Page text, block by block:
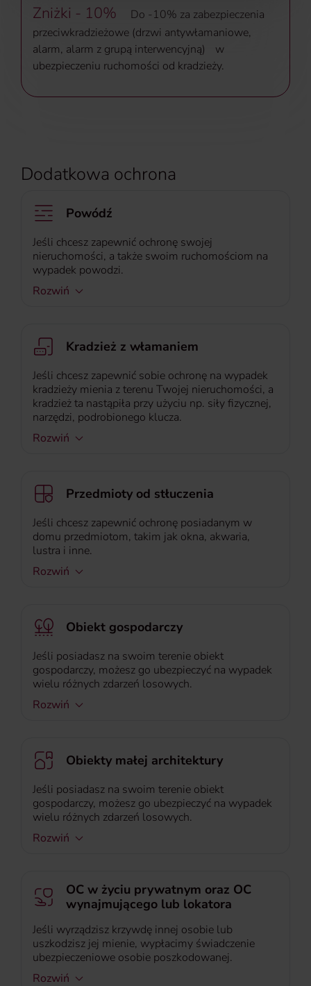
Zniżki - 10%
Do -10% za zabezpieczenia
przeciwkradzieżowe (drzwi antywłamaniowe,
alarm, alarm z grupą interwencyjną) w
ubezpieczeniu ruchomości od kradzieży.
Dodatkowa ochrona
Powódź
Jeśli chcesz zapewnić ochronę swojej
nieruchomości, a także swoim ruchomościom na
wypadek powodzi.
Rozwiń
Kradzież z włamaniem
Jeśli chcesz zapewnić sobie ochronę na wypadek
kradzieży mienia z terenu Twojej nieruchomości, a
kradzież ta nastąpiła przy użyciu np. siły fizycznej,
narzędzi, podrobionego klucza.
Rozwiń
Przedmioty od stłuczenia
Jeśli chcesz zapewnić ochronę posiadanym w
domu przedmiotom, takim jak okna, akwaria,
lustra i inne.
Rozwiń
Obiekt gospodarczy
Jeśli posiadasz na swoim terenie obiekt
gospodarczy, możesz go ubezpieczyć na wypadek
wielu różnych zdarzeń losowych.
Rozwiń
Obiekty małej architektury
Jeśli posiadasz na swoim terenie obiekt
gospodarczy, możesz go ubezpieczyć na wypadek
wielu różnych zdarzeń losowych.
Rozwiń
OC w życiu prywatnym oraz OC
wynajmującego lub lokatora
Jeśli wyrządzisz krzywdę innej osobie lub
uszkodzisz jej mienie, wypłacimy świadczenie
ubezpieczeniowe osobie poszkodowanej.
Rozwiń